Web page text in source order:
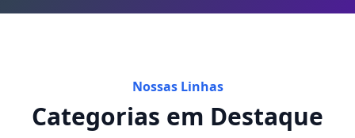
Nossas Linhas
Categorias em Destaque